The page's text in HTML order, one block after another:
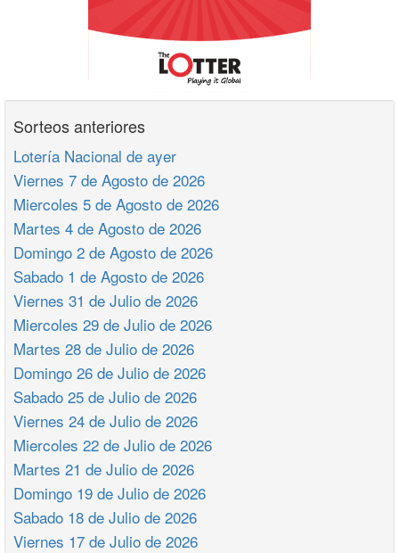
Sorteos anteriores
Lotería Nacional de ayer
Viernes 7 de Agosto de 2026
Miercoles 5 de Agosto de 2026
Martes 4 de Agosto de 2026
Domingo 2 de Agosto de 2026
Sabado 1 de Agosto de 2026
Viernes 31 de Julio de 2026
Miercoles 29 de Julio de 2026
Martes 28 de Julio de 2026
Domingo 26 de Julio de 2026
Sabado 25 de Julio de 2026
Viernes 24 de Julio de 2026
Miercoles 22 de Julio de 2026
Martes 21 de Julio de 2026
Domingo 19 de Julio de 2026
Sabado 18 de Julio de 2026
Viernes 17 de Julio de 2026